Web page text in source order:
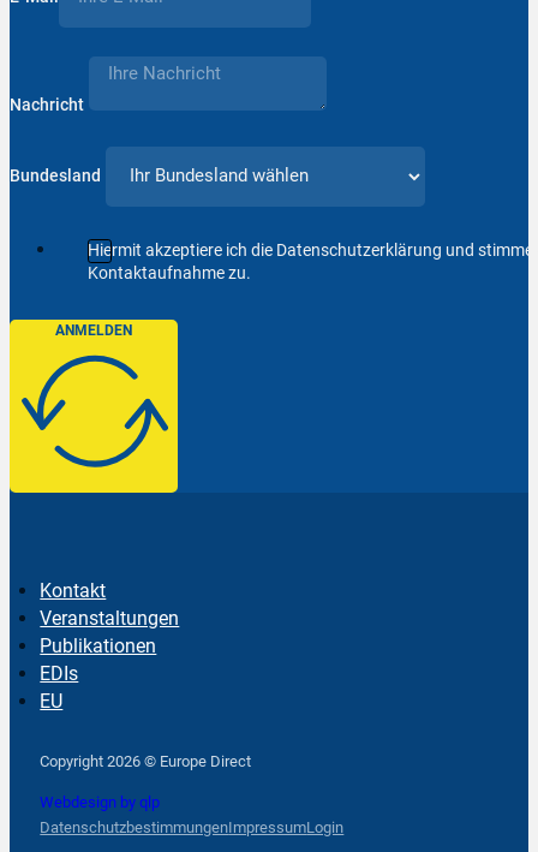
Nachricht
Bundesland
Hiermit akzeptiere ich die Datenschutzerklärung und
Kontaktaufnahme zu.
ANMELDEN
Kontakt
Veranstaltungen
Publikationen
EDIs
EU
Copyright 2026 © Europe Direct
Webdesign by qlp
DatenschutzbestimmungenImpressumLogin